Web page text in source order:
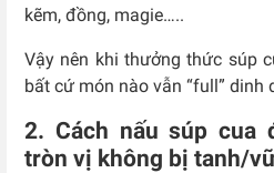
kẽm, đồng, magie…..
Vậy nên khi thưởng thức súp
bất cứ món nào vẫn “full” dinh
2. Cách nấu súp cua
tròn vị không bị tanh/